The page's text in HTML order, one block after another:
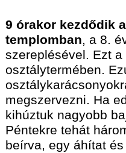
9 órakor kezdődik
templomban, a 8.
szereplésével. Ezt
osztálytermében.
megszervezni. Ha
kihúztuk nagyobb
Péntekre tehát
beírva, egy áhítat